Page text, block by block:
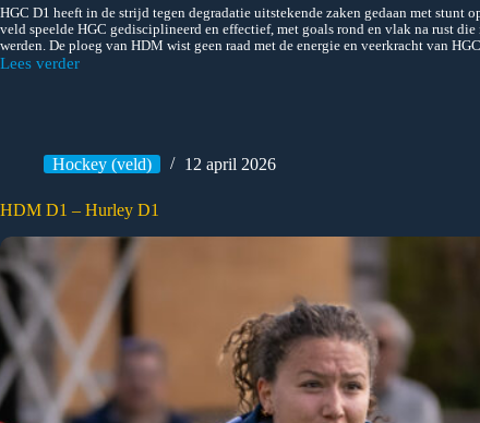
HGC D1 heeft in de strijd tegen degradatie uitstekende zaken gedaan met stunt
veld speelde HGC gedisciplineerd en effectief, met goals rond en vlak na rust
werden. De ploeg van HDM wist geen raad met de energie en veerkracht van
Lees verder
HGC
Hockey (veld) 12 april 2026
HDM D1 – Hurley D1